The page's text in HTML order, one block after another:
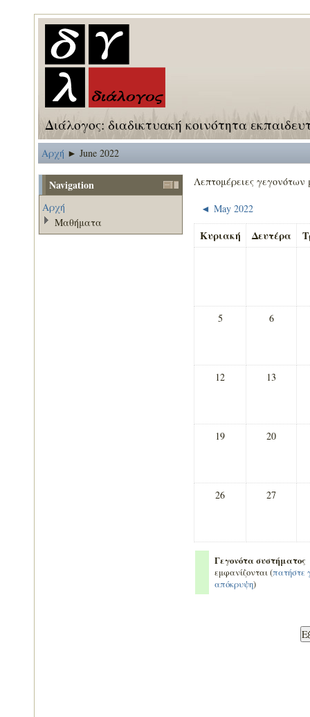
Διάλογος: διαδικτυακή κοινότητα
Αρχή ► June 2022
Λεπτομέρειες γεγονότων
◄ May 2022
Κυριακή Δευτέρα
5 6
12 13
19 20
26 27
Γεγονότα συστήματος
εμφανίζονται (πατήστε
απόκρυψη)
Navigation
Αρχή
Μαθήματα